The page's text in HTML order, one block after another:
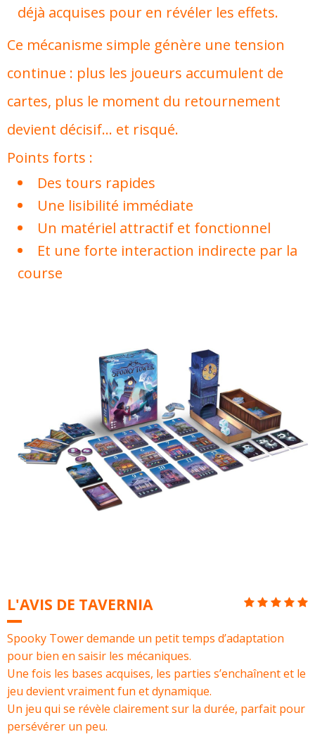
déjà acquises pour en révéler les effets.
Ce mécanisme simple génère une tension
continue : plus les joueurs accumulent de
cartes, plus le moment du retournement
devient décisif… et risqué.
Points forts :
Des tours rapides
Une lisibilité immédiate
Un matériel attractif et fonctionnel
Et une forte interaction indirecte par la
course
L'AVIS DE TAVERNIA
Spooky Tower demande un petit temps d’adaptation
pour bien en saisir les mécaniques.
Une fois les bases acquises, les parties s’enchaînent et le
jeu devient vraiment fun et dynamique.
Un jeu qui se révèle clairement sur la durée, parfait pour
persévérer un peu.